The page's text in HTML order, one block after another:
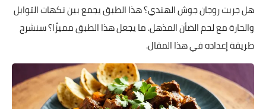
هل جربت روجان جوش الهندي؟ هذا الطبق يجمع بين نكهات التوابل
والحارة مع لحم الضأن المذهل. ما يجعل هذا الطبق مميزًا؟ سنشرح
طريقة إعداده في هذا المقال.